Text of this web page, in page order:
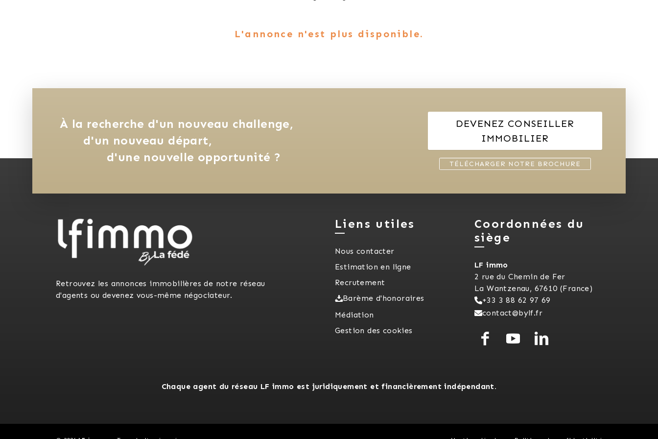
L'annonce n'est plus disponible.
À la recherche d'un nouveau challenge,
d'un nouveau départ,
d'une nouvelle opportunité ?
DEVENEZ CONSEILLER
IMMOBILIER
TÉLÉCHARGER NOTRE BROCHURE
Retrouvez les annonces immobilières de notre réseau
d'agents ou devenez vous-même négociateur.
Liens utiles
Nous contacter
Estimation en ligne
Recrutement
Barème d'honoraires
Médiation
Gestion des cookies
Coordonnées du
siège
LF immo
2 rue du Chemin de Fer
La Wantzenau, 67610 (France)
+33 3 88 62 97 69
contact@bylf.fr
Chaque agent du réseau LF immo est juridiquement et financièrement indépendant.